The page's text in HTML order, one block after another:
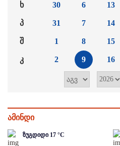
ხ
პ
შ
კ
30
31
1
2
6
7
8
9
13
14
15
16
ამინდი
ზუგდიდი 17 °C